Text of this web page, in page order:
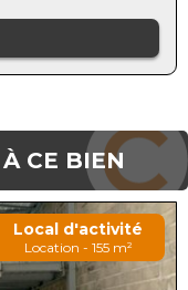
CE BIEN
Local d'activité
Location - 155 m²